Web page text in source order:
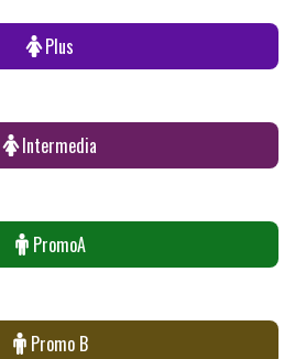
Plus
Intermedia
PromoA
Promo B